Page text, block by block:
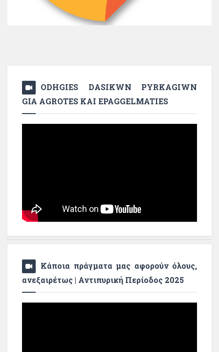
ODHGIES DASIKWN PYRKAGIWN
GIA AGROTES KAI EPAGGELMATIES
Κάποια πράγματα μας αφορούν όλους,
ανεξαιρέτως | Αντιπυρική Περίοδος 2025